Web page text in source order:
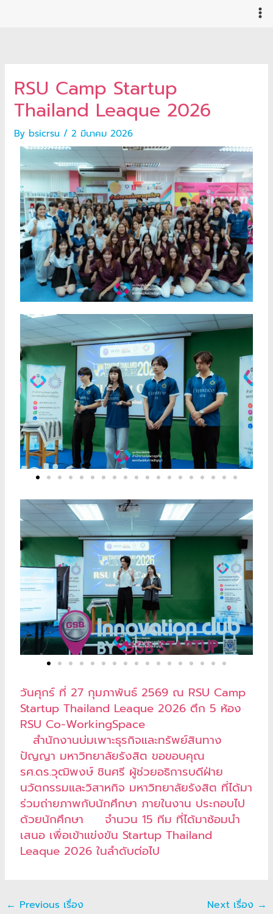
RSU Camp Startup
Thailand Leaque 2026
By bsicrsu/2 มีนาคม 2026
วันศุกร์ ที่ 27 กุมภาพันธ์ 2569 ณ RSU Camp
Startup Thailand Leaque 2026 ตึก 5 ห้อง
RSU Co-WorkingSpace
สำนักงานบ่มเพาะธุรกิจและทรัพย์สินทาง
ปัญญา มหาวิทยาลัยรังสิต ขอขอบคุณ
รศ.ดร.วุฒิพงษ์ ชินศรี ผู้ช่วยอธิการบดีฝ่าย
นวัตกรรมและวิสาหกิจ มหาวิทยาลัยรังสิต ที่ได้มา
ร่วมถ่ายภาพกับนักศึกษา ภายในงาน ประกอบไป
ด้วยนักศึกษา จำนวน 15 ทีม ที่ได้มาซ้อมนำ
เสนอ เพื่อเข้าแข่งขัน Startup Thailand
Leaque 2026 ในลำดับต่อไป
← Previous เรื่อง Next เรื่อง →